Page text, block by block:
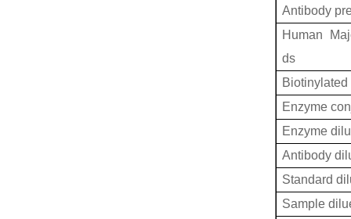
Antibody
Human
ds
Enzyme
Enzyme
Antibody
Standard
Sample